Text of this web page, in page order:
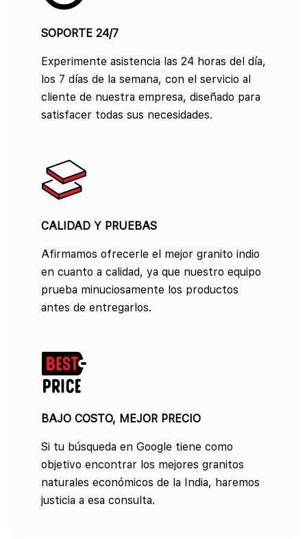
SOPORTE 24/7
Experimente asistencia las 24 horas del día,
los 7 días de la semana, con el servicio al
cliente de nuestra empresa, diseñado para
satisfacer todas sus necesidades.
CALIDAD Y PRUEBAS
Afirmamos ofrecerle el mejor granito indio
en cuanto a calidad, ya que nuestro equipo
prueba minuciosamente los productos
antes de entregarlos.
BAJO COSTO, MEJOR PRECIO
Si tu búsqueda en Google tiene como
objetivo encontrar los mejores granitos
naturales económicos de la India, haremos
justicia a esa consulta.